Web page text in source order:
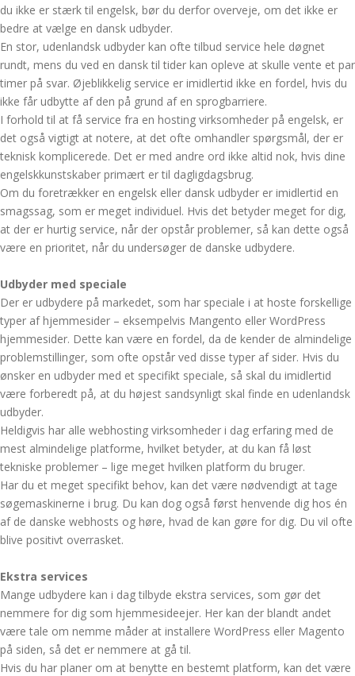
du ikke er stærk til engelsk, bør du derfor overveje, om det ikke er
bedre at vælge en dansk udbyder.
En stor, udenlandsk udbyder kan ofte tilbud service hele døgnet
rundt, mens du ved en dansk til tider kan opleve at skulle vente et par
timer på svar. Øjeblikkelig service er imidlertid ikke en fordel, hvis du
ikke får udbytte af den på grund af en sprogbarriere.
I forhold til at få service fra en hosting virksomheder på engelsk, er
det også vigtigt at notere, at det ofte omhandler spørgsmål, der er
teknisk komplicerede. Det er med andre ord ikke altid nok, hvis dine
engelskkunstskaber primært er til dagligdagsbrug.
Om du foretrækker en engelsk eller dansk udbyder er imidlertid en
smagssag, som er meget individuel. Hvis det betyder meget for dig,
at der er hurtig service, når der opstår problemer, så kan dette også
være en prioritet, når du undersøger de danske udbydere.
Udbyder med speciale
Der er udbydere på markedet, som har speciale i at hoste forskellige
typer af hjemmesider – eksempelvis Mangento eller WordPress
hjemmesider. Dette kan være en fordel, da de kender de almindelige
problemstillinger, som ofte opstår ved disse typer af sider. Hvis du
ønsker en udbyder med et specifikt speciale, så skal du imidlertid
være forberedt på, at du højest sandsynligt skal finde en udenlandsk
udbyder.
Heldigvis har alle webhosting virksomheder i dag erfaring med de
mest almindelige platforme, hvilket betyder, at du kan få løst
tekniske problemer – lige meget hvilken platform du bruger.
Har du et meget specifikt behov, kan det være nødvendigt at tage
søgemaskinerne i brug. Du kan dog også først henvende dig hos én
af de danske webhosts og høre, hvad de kan gøre for dig. Du vil ofte
blive positivt overrasket.
Ekstra services
Mange udbydere kan i dag tilbyde ekstra services, som gør det
nemmere for dig som hjemmesideejer. Her kan der blandt andet
være tale om nemme måder at installere WordPress eller Magento
på siden, så det er nemmere at gå til.
Hvis du har planer om at benytte en bestemt platform, kan det være